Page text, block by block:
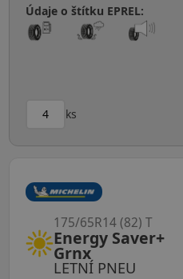
Údaje o štítku EPREL:
ks
LETNÍ PNEU
Energy Saver+
Grnx
175/65R14 (82) T